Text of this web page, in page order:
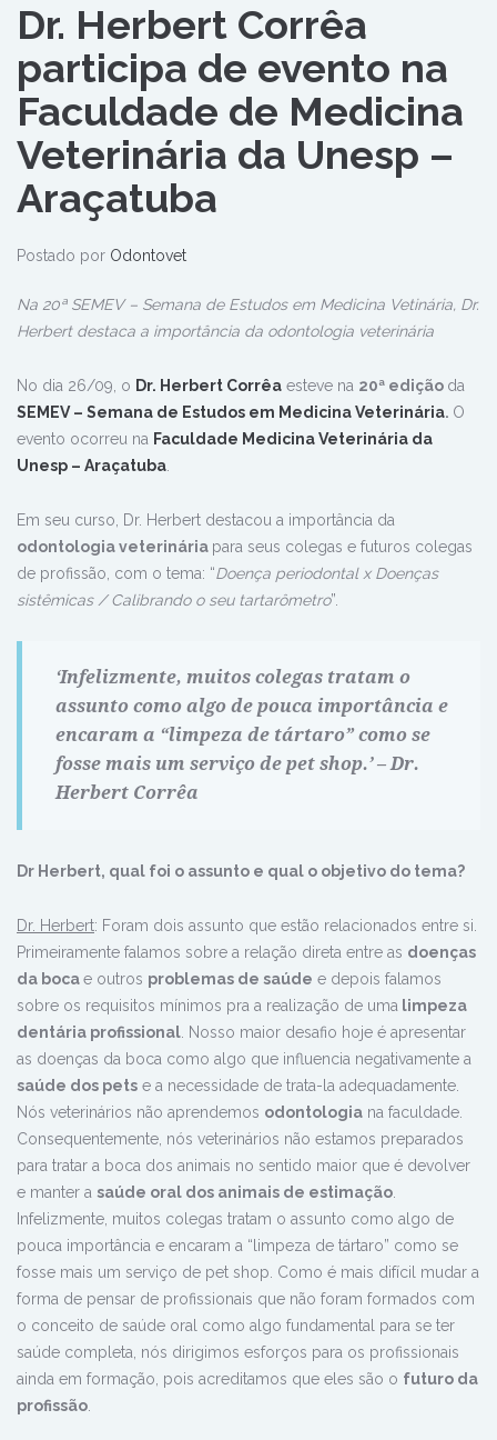
Dr. Herbert Corrêa
participa de evento na
Faculdade de Medicina
Veterinária da Unesp –
Araçatuba
Postado por Odontovet
Na 20ª SEMEV – Semana de Estudos em Medicina Vetinária, Dr.
Herbert destaca a importância da odontologia veterinária
No dia 26/09, o Dr. Herbert Corrêa esteve na 20ª edição da
SEMEV – Semana de Estudos em Medicina Veterinária. O
evento ocorreu na Faculdade Medicina Veterinária da
Unesp – Araçatuba.
Em seu curso, Dr. Herbert destacou a importância da
odontologia veterinária para seus colegas e futuros colegas
de profissão, com o tema: “Doença periodontal x Doenças
sistêmicas / Calibrando o seu tartarômetro”.
‘Infelizmente, muitos colegas tratam o
assunto como algo de pouca importância e
encaram a “limpeza de tártaro” como se
fosse mais um serviço de pet shop.’ – Dr.
Herbert Corrêa
Dr Herbert, qual foi o assunto e qual o objetivo do tema?
Dr. Herbert: Foram dois assunto que estão relacionados entre si.
Primeiramente falamos sobre a relação direta entre as doenças
da bocae outros problemas de saúde e depois falamos
sobre os requisitos mínimos pra a realização de uma limpeza
dentária profissional. Nosso maior desafio hoje é apresentar
as doenças da boca como algo que influencia negativamente a
saúde dos pets e a necessidade de trata-la adequadamente.
Nós veterinários não aprendemos odontologia na faculdade.
Consequentemente, nós veterinários não estamos preparados
para tratar a boca dos animais no sentido maior que é devolver
e manter a saúde oral dos animais de estimação.
Infelizmente, muitos colegas tratam o assunto como algo de
pouca importância e encaram a “limpeza de tártaro” como se
fosse mais um serviço de pet shop. Como é mais difícil mudar a
forma de pensar de profissionais que não foram formados com
o conceito de saúde oral como algo fundamental para se ter
saúde completa, nós dirigimos esforços para os profissionais
ainda em formação, pois acreditamos que eles são o futuro da
profissão.